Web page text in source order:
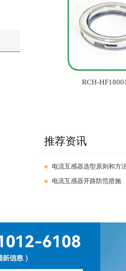
RCH-
推荐资讯
电流互感器选型原则和方
电流互感器开路防范措施